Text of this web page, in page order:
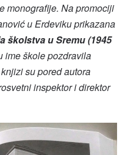
monografije. Na promociji
u Erdeviku prikazana
školstva u Sremu (1945
ime škole pozdravila
su pored autora
inspektor i direktor